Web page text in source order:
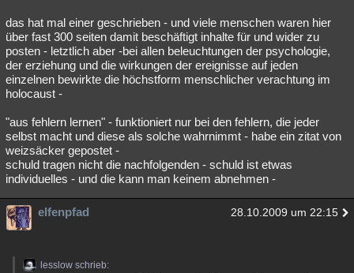
das hat mal einer geschrieben - und viele menschen waren hier
über fast 300 seiten damit beschäftigt inhalte für und wider zu
posten - letztlich aber -bei allen beleuchtungen der psychologie,
der erziehung und die wirkungen der ereignisse auf jeden
einzelnen bewirkte die höchstform menschlicher verachtung im
holocaust -
"aus fehlern lernen" - funktioniert nur bei den fehlern, die jeder
selbst macht und diese als solche wahrnimmt - habe ein zitat von
weizsäcker gepostet -
schuld tragen nicht die nachfolgenden - schuld ist etwas
individuelles - und die kann man keinem abnehmen -
elfenpfad 28.10.2009 um 22:15
lesslow schrieb: